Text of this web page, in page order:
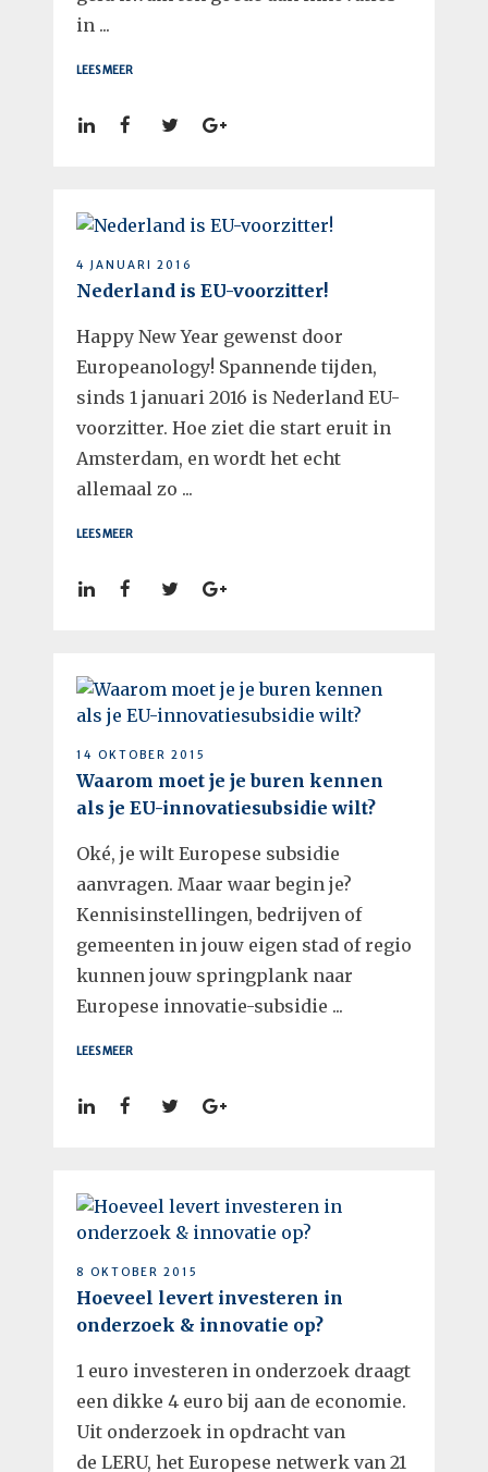
in ...
LEES MEER
4 JANUARI 2016
Nederland is EU-voorzitter!
Happy New Year gewenst door
Europeanology! Spannende tijden,
sinds 1 januari 2016 is Nederland EU-
voorzitter. Hoe ziet die start eruit in
Amsterdam, en wordt het echt
allemaal zo ...
LEES MEER
14 OKTOBER 2015
Waarom moet je je buren kennen
als je EU-innovatiesubsidie wilt?
Oké, je wilt Europese subsidie
aanvragen. Maar waar begin je?
Kennisinstellingen, bedrijven of
gemeenten in jouw eigen stad of regio
kunnen jouw springplank naar
Europese innovatie-subsidie ...
LEES MEER
8 OKTOBER 2015
Hoeveel levert investeren in
onderzoek & innovatie op?
1 euro investeren in onderzoek draagt
een dikke 4 euro bij aan de economie.
Uit onderzoek in opdracht van
de LERU, het Europese netwerk van 21